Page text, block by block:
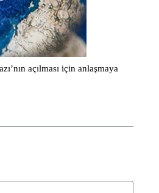
açılması için anlaşmaya